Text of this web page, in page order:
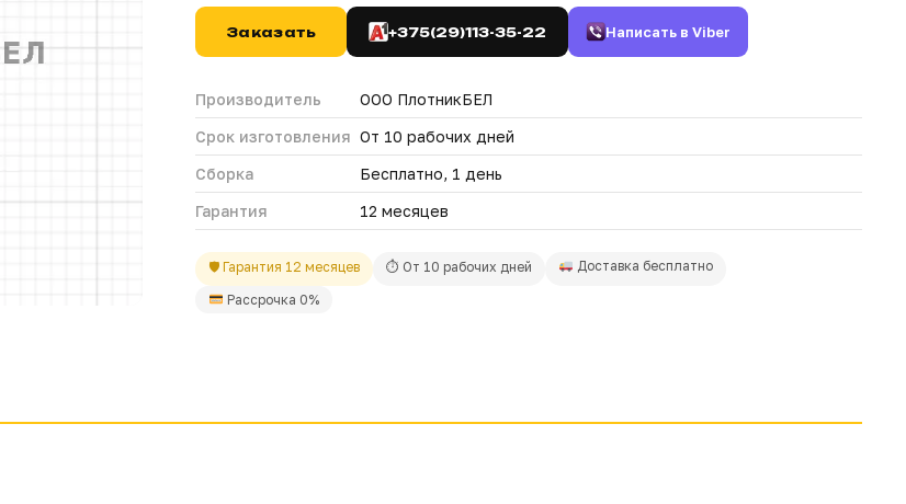
Заказать +375(29)113-35-22 Написать в Viber
Производитель
ООО ПлотникБЕЛ
Срок изготовления От 10 рабочих дней
Сборка
Бесплатно, 1 день
Гарантия
12 месяцев
🛡 Гарантия 12 месяцев ⏱ От 10 рабочих дней Доставка бесплатно
Рассрочка 0%